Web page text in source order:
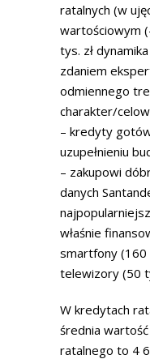
ratalnych (w
wartościowym
tys. zł
zdaniem
odmiennego
charakter/
– kredyty
uzupełnieniu
– zakupowi
danych
właśnie
smartfony (160
telewizory (50
W kredytach
średnia
ratalnego to 4